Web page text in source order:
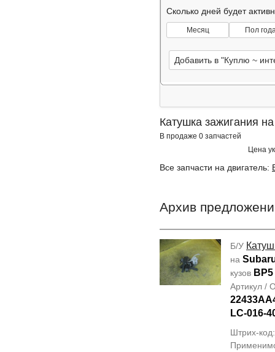
Сколько дней будет
Месяц Пол
Добавить в "Куплю ~
Катушка зажигания
В продаже 0 запчастей
Цена
Все запчасти на двигатель:
Архив
Б/У
на
кузов BP5
Артикул /
LC-016-
Штрих-